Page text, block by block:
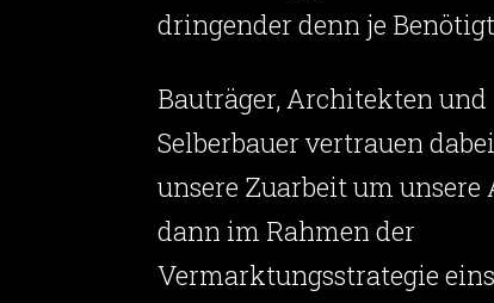
dringender denn je
Bauträger, Architekten und
Selberbauer vertrauen
unsere Zuarbeit um unsere
dann im Rahmen der
Vermarktungsstrategie